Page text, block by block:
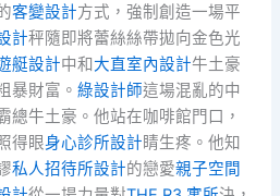
客變設計方式，強制創造一場平
計秤隨即將蕾絲絲帶拋向金色光
艇設計中和大直室內設計牛土豪
暴財富。綠設計師這場混亂的中
總牛土豪。他站在咖啡館門口，
得眼身心診所設計睛生疼。他知
私人招待所設計的戀愛親子空間